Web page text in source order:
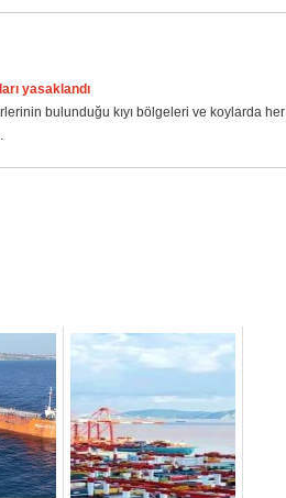
yasaklandı
bulunduğu kıyı bölgeleri ve koylarda her